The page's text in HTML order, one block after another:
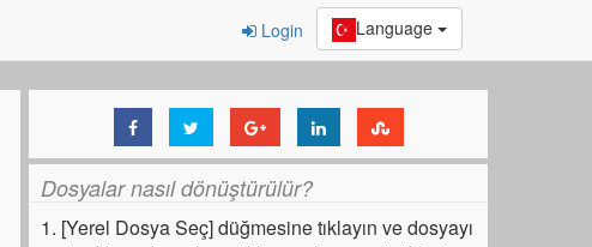
Language
Login
Dosyalar nasıl dönüştürülür?
1. [Yerel Dosya Seç] düğmesine tıklayın ve dosyayı